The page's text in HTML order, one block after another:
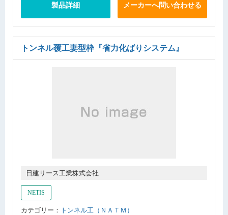
製品詳細 メーカーへ問い合わせる
トンネル覆工妻型枠 『省力化ばりシステム』
日建リース工業株式会社
NETIS
カテゴリー： トンネル工（ＮＡＴＭ）